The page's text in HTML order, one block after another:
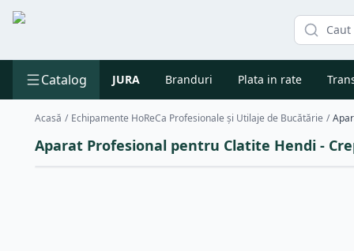
Catalog JURA Branduri Plata in rate
Acasă / Echipamente HoReCa Profesionale și Utilaje de Bucătărie /
Aparat Profesional pentru Clatite Hendi -